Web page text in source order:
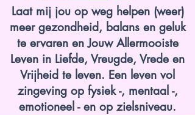
Laat mij jou op weg helpen (weer)
meer gezondheid, balans en geluk
te ervaren en Jouw Allermooiste
Leven in Liefde, Vreugde, Vrede en
Vrijheid te leven. Een leven vol
zingeving op fysiek -, mentaal -,
emotioneel - en op zielsniveau.